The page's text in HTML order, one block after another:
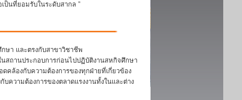
ป็นที่ยอมรับในระดับสากล ”
ษา และตรงกับสาขาวิชาชีพ
สถานประกอบการก่อนไปปฏิบัติงานสหกิจศึกษา
คล้องกับความต้องการของทุกฝ่ายที่เกี่ยวข้อง
วามต้องการของตลาดแรงงานทั้งในและต่าง